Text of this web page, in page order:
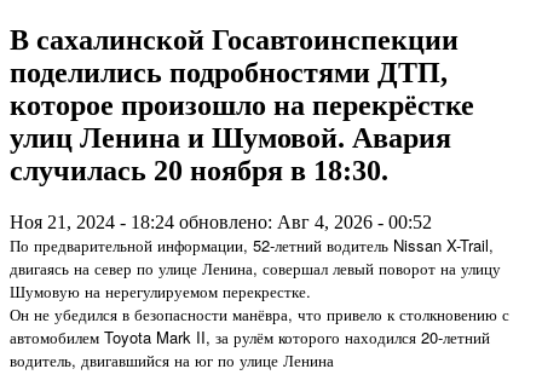
В сахалинской Госавтоинспекции
поделились подробностями ДТП,
которое произошло на перекрёстке
улиц Ленина и Шумовой. Авария
случилась 20 ноября в 18:30.
Ноя 21, 2024 - 18:24 обновлено: Авг 4, 2026 - 00:52
По предварительной информации, 52-летний водитель Nissan X-Trail,
двигаясь на север по улице Ленина, совершал левый поворот на улицу
Шумовую на нерегулируемом перекрестке.
Он не убедился в безопасности манёвра, что привело к столкновению с
автомобилем Toyota Mark II, за рулём которого находился 20-летний
водитель, двигавшийся на юг по улице Ленина